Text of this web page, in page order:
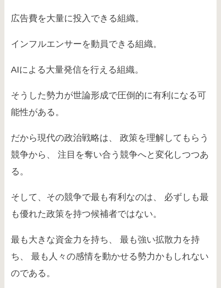
広告費を大量に投入できる組織。
インフルエンサーを動員できる組織。
AIによる大量発信を行える組織。
そうした勢力が世論形成で圧倒的に有利になる可
能性がある。
だから現代の政治戦略は、 政策を理解してもらう
競争から、 注目を奪い合う競争へと変化しつつあ
る。
そして、その競争で最も有利なのは、 必ずしも最
も優れた政策を持つ候補者ではない。
最も大きな資金力を持ち、 最も強い拡散力を持
ち、 最も人々の感情を動かせる勢力かもしれない
のである。